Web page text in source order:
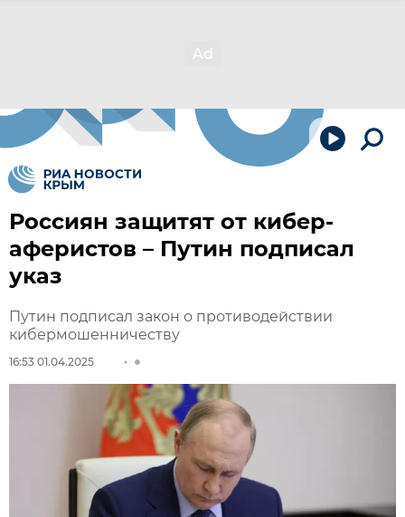
Россиян защитят от кибер-
аферистов – Путин подписал
указ
Путин подписал закон о противодействии
кибермошенничеству
16:53 01.04.2025